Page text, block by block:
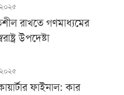
রাখতে গণমাধ্যমের
উপদেষ্টা
ফাইনাল: কার